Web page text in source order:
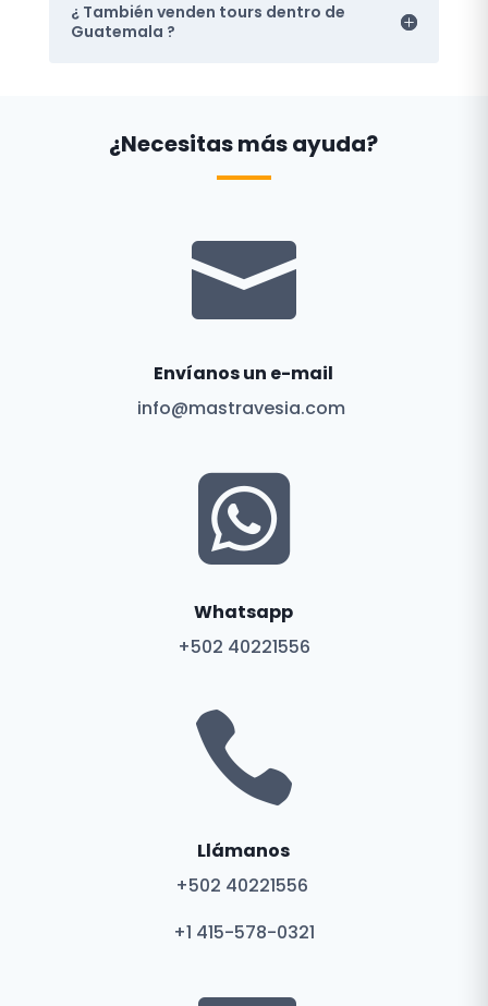
¿ También venden tours dentro de
Guatemala ?
¿Necesitas más ayuda?

Envíanos un e-mail
info@mastravesia.com

Whatsapp
+502 40221556

Llámanos
+502 40221556
+1 415-578-0321